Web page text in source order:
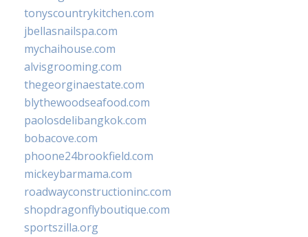
tonyscountrykitchen.com
jbellasnailspa.com
mychaihouse.com
alvisgrooming.com
thegeorginaestate.com
blythewoodseafood.com
paolosdelibangkok.com
bobacove.com
phoone24brookfield.com
mickeybarmama.com
roadwayconstructioninc.com
shopdragonflyboutique.com
sportszilla.org